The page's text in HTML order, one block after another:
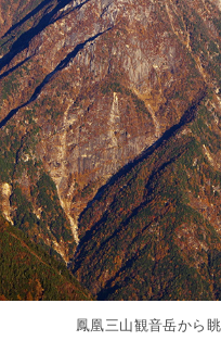
鳳凰三山観音岳から